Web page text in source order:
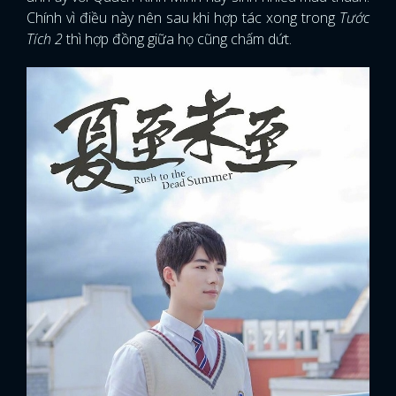
Chính vì điều này nên sau khi hợp tác xong trong Tước
Tích 2thì hợp đồng giữa họ cũng chấm dứt.